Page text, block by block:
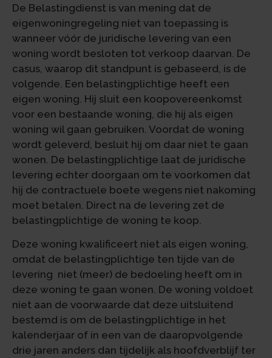
De Belastingdienst is van mening dat de
eigenwoningregeling niet van toepassing is
wanneer vóór de juridische levering van een
woning wordt besloten tot verkoop daarvan. De
casus, waarop dit standpunt is gebaseerd, is de
volgende. Een belastingplichtige heeft een
eigen woning. Hij sluit een koopovereenkomst
voor een bestaande woning, die hij als eigen
woning wil gaan gebruiken. Voordat de woning
wordt geleverd, besluit hij om daar niet te gaan
wonen. De belastingplichtige laat de juridische
levering echter doorgaan om te voorkomen dat
hij de contractuele boete wegens niet nakoming
moet betalen. Direct na de levering zet de
belastingplichtige de woning te koop.
Deze woning kwalificeert niet als eigen woning,
omdat de belastingplichtige ten tijde van de
levering niet (meer) de bedoeling heeft om in
deze woning te gaan wonen. De woning voldoet
niet aan de voorwaarde dat deze uitsluitend
bestemd is om de belastingplichtige in het
kalenderjaar of in een van de daaropvolgende
drie jaren anders dan tijdelijk als hoofdverblijf ter